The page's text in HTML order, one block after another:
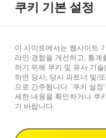
쿠키 기본 설정
이 사이트에서는 웹사이트
라인 경험을 개선하고, 통계
하기 위해 쿠키 및 유사 기
하면 당사, 당사 파트너 및/
으로 간주됩니다. '쿠키 설
세한 내용을 확인하거나 쿠
기 바랍니다.